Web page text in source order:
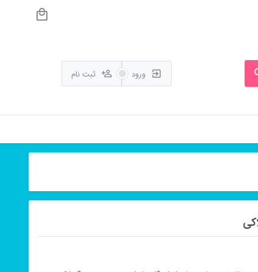
ورود ثبت نام